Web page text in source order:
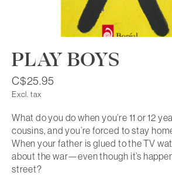
PLAY BOYS
C$25.95
Excl. tax
What do you do when you’re 11 or 12
cousins, and you’re forced to stay
When your father is glued to the TV
about the war—even though it’s
street?